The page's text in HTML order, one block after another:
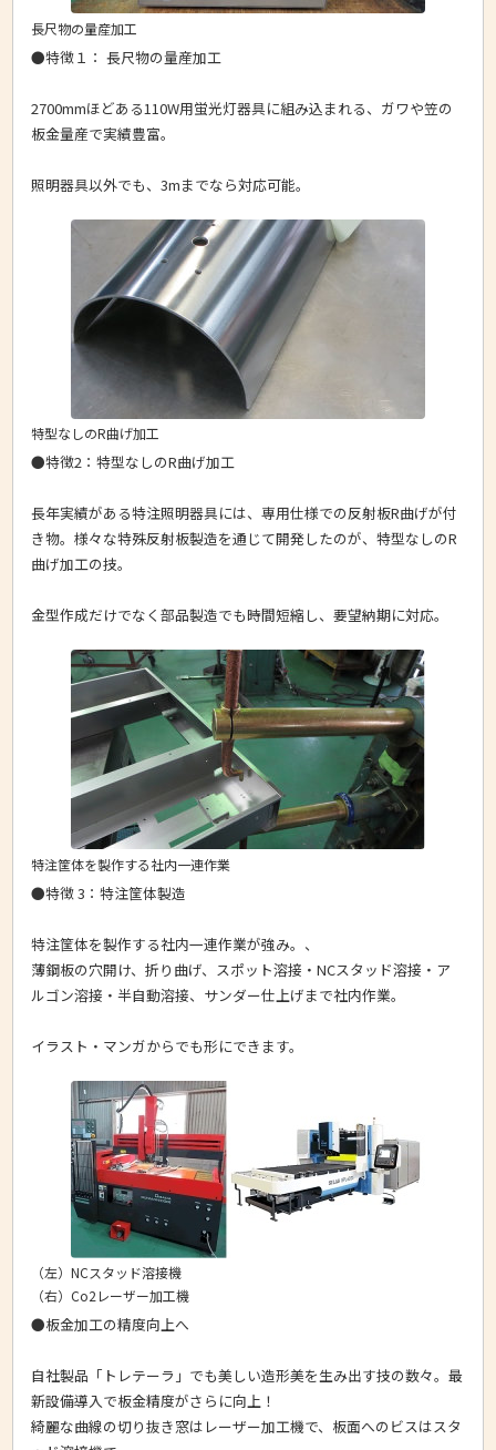
長尺物の量産加工
●特徴１： 長尺物の量産加工
2700mmほどある110W用蛍光灯器具に組み込まれる、ガワや笠の
板金量産で実績豊富。
照明器具以外でも、3mまでなら対応可能。
特型なしのR曲げ加工
●特徴2：特型なしのR曲げ加工
長年実績がある特注照明器具には、専用仕様での反射板R曲げが付
き物。様々な特殊反射板製造を通じて開発したのが、特型なしのR
曲げ加工の技。
金型作成だけでなく部品製造でも時間短縮し、要望納期に対応。
特注筐体を製作する社内一連作業
●特徴 3：特注筐体製造
特注筐体を製作する社内一連作業が強み。、
薄鋼板の穴開け、折り曲げ、スポット溶接・NCスタッド溶接・ア
ルゴン溶接・半自動溶接、サンダー仕上げまで社内作業。
イラスト・マンガからでも形にできます。
（左）NCスタッド溶接機
（右）Co2レーザー加工機
●板金加工の精度向上へ
自社製品「トレテーラ」でも美しい造形美を生み出す技の数々。最
新設備導入で板金精度がさらに向上！
綺麗な曲線の切り抜き窓はレーザー加工機で、板面へのビスはスタ